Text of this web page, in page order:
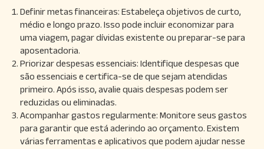
Definir metas financeiras: Estabeleça objetivos de curto,
médio e longo prazo. Isso pode incluir economizar para
uma viagem, pagar dívidas existente ou preparar-se para
aposentadoria.
Priorizar despesas essenciais: Identifique despesas que
são essenciais e certifica-se de que sejam atendidas
primeiro. Após isso, avalie quais despesas podem ser
reduzidas ou eliminadas.
Acompanhar gastos regularmente: Monitore seus gastos
para garantir que está aderindo ao orçamento. Existem
várias ferramentas e aplicativos que podem ajudar nesse